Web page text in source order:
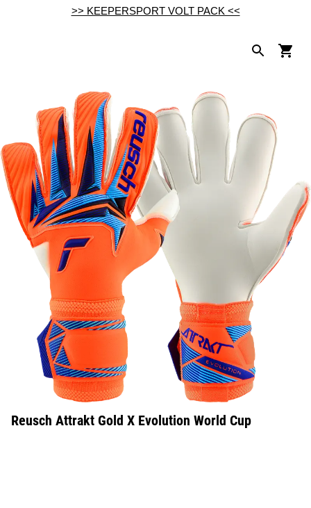
>> KEEPERSPORT VOLT PACK <<
Reusch Attrakt Gold X Evolution World Cup